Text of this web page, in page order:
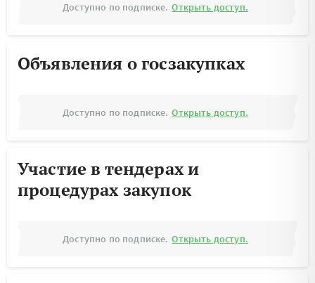
Доступно по подписке. Открыть доступ.
Объявления о госзакупках
Доступно по подписке. Открыть доступ.
Участие в тендерах и
процедурах закупок
Доступно по подписке. Открыть доступ.